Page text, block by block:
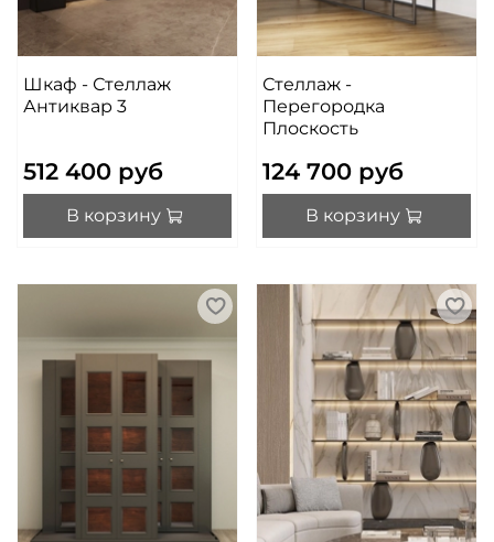
Шкаф - Стеллаж
Антиквар 3
512 400 руб
В корзину
Стеллаж -
Перегородка
Плоскость
124 700 руб
В корзину